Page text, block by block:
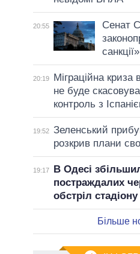
20:55
Сенат
20:19
Міграційна криза
не буде
контроль з
19:52 Зеленський
розкрив плани
19:17
В Одесі
постраждалих
обстріл
Більше